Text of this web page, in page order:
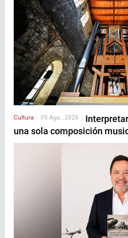
Cultura 05 Ago , 2026
una sola composición